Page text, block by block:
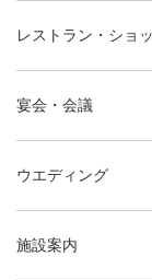
レストラン・ショ
宴会・会議
ウエディング
施設案内